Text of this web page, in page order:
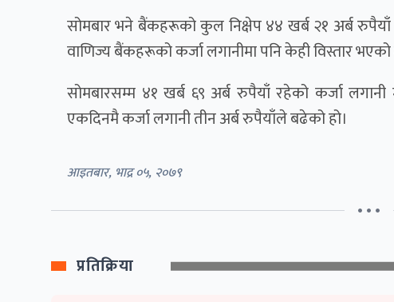
सोमबार भने बैंकहरूको कुल निक्षेप ४४ खर्ब २१ अर्ब
वाणिज्य बैंकहरूको कर्जा लगानीमा पनि केही विस्तार
सोमबारसम्म ४१ खर्ब ६९ अर्ब रुपैयाँ रहेको कर्जा
एकदिनमै कर्जा लगानी तीन अर्ब रुपैयाँले बढेको हो।
आइतबार, भाद्र ०५, २०७९
• • •
प्रतिक्रिया